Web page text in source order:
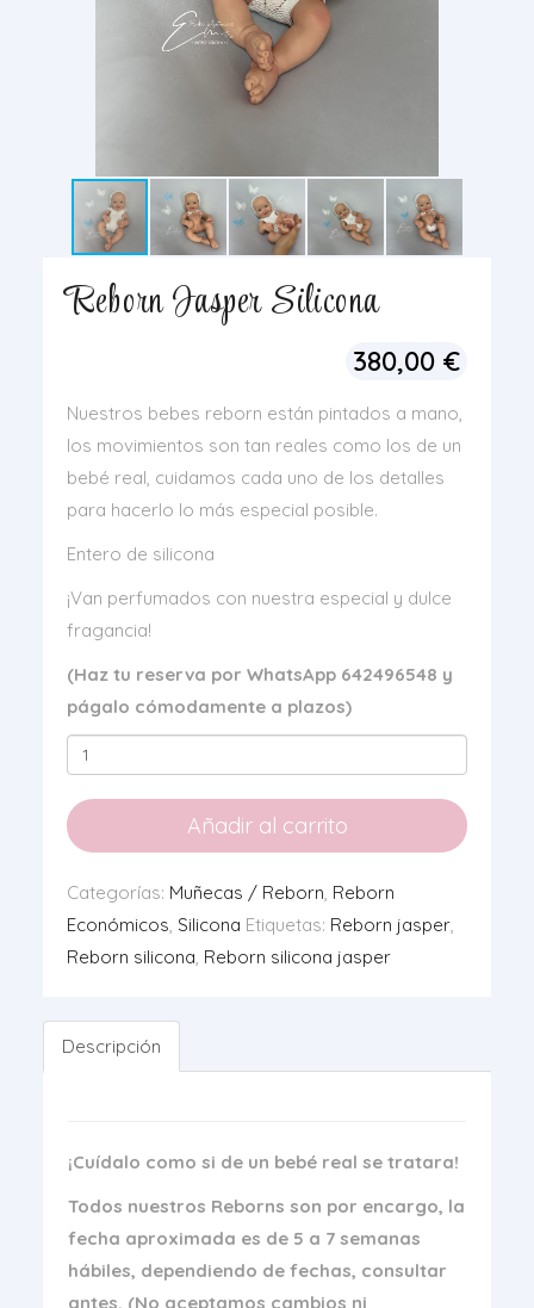
Reborn Jasper Silicona
380,00 €
Nuestros bebes reborn están pintados a mano,
los movimientos son tan reales como los de un
bebé real, cuidamos cada uno de los detalles
para hacerlo lo más especial posible.
Entero de silicona
¡Van perfumados con nuestra especial y dulce
fragancia!
(Haz tu reserva por WhatsApp 642496548 y
págalo cómodamente a plazos)
Reborn
Jasper
Silicona
cantidad
Añadir al carrito
Categorías: Muñecas / Reborn, Reborn
Económicos, Silicona Etiquetas: Reborn jasper,
Reborn silicona, Reborn silicona jasper
Descripción
¡Cuídalo como si de un bebé real se tratara!
Todos nuestros Reborns son por encargo, la
fecha aproximada es de 5 a 7 semanas
hábiles, dependiendo de fechas, consultar
antes. (No aceptamos cambios ni